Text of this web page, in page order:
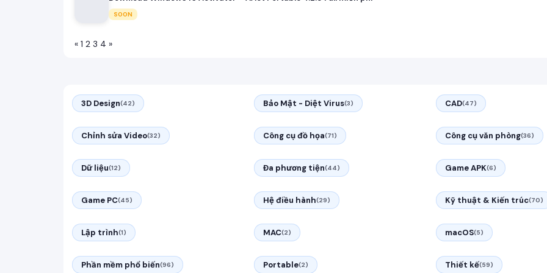
SOON
« 1 2 3 4 »
3D Design(42) Bảo Mật - Diệt Virus(3) CAD(47)
Chỉnh sửa Video(32) Công cụ đồ họa(71) Công cụ văn phòng(36)
Dữ liệu(12) Đa phương tiện(44) Game APK(6)
Game PC(45) Hệ điều hành(29) Kỹ thuật & Kiến trúc(70)
Lập trình(1) MAC(2) macOS(5)
Phần mềm phổ biến(96) Portable(2) Thiết kế(59)